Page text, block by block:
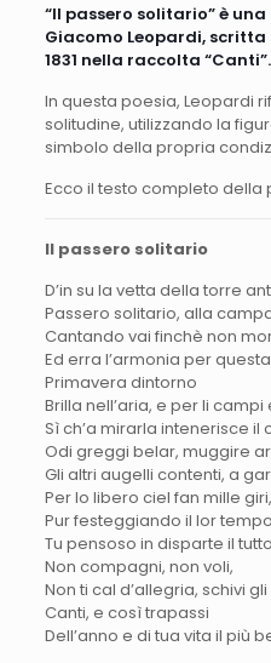
“Il passero solitario” è
Giacomo Leopardi, scritta
1831 nella raccolta “Canti”.
In questa poesia, Leopardi
solitudine, utilizzando la
simbolo della propria
Ecco il testo completo della
Il passero solitario
D’in su la vetta della torre
Passero solitario, alla
Cantando vai finchè non
Ed erra l’armonia per
Primavera
Brilla nell’aria, e per li campi
Sì ch’a mirarla intenerisce il
Odi greggi belar, muggire
Gli altri augelli contenti, a
Per lo libero ciel fan
Pur festeggiando il lor
Tu pensoso in disparte il
Non compagni, non voli,
Non ti cal d’allegria, schivi
Canti, e così
Dell’anno e di tua vita il più